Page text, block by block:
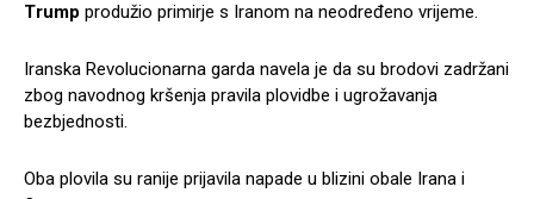
Trump produžio primirje s Iranom na neodređeno vrijeme.
Iranska Revolucionarna garda navela je da su brodovi zadržani
zbog navodnog kršenja pravila plovidbe i ugrožavanja
bezbjednosti.
Oba plovila su ranije prijavila napade u blizini obale Irana i